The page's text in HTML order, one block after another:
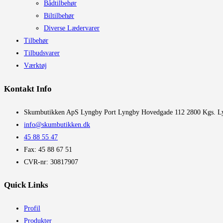
Bådtilbehør
Biltilbehør
Diverse Lædervarer
Tilbehør
Tilbudsvarer
Værktøj
Kontakt Info
​Skumbutikken ApS Lyngby Port Lyngby Hovedgade 112 2800 Kgs.
info@skumbutikken.dk
45 88 55 47
Fax: 45 88 67 51
CVR-nr: 30817907
Quick Links
Profil
Produkter